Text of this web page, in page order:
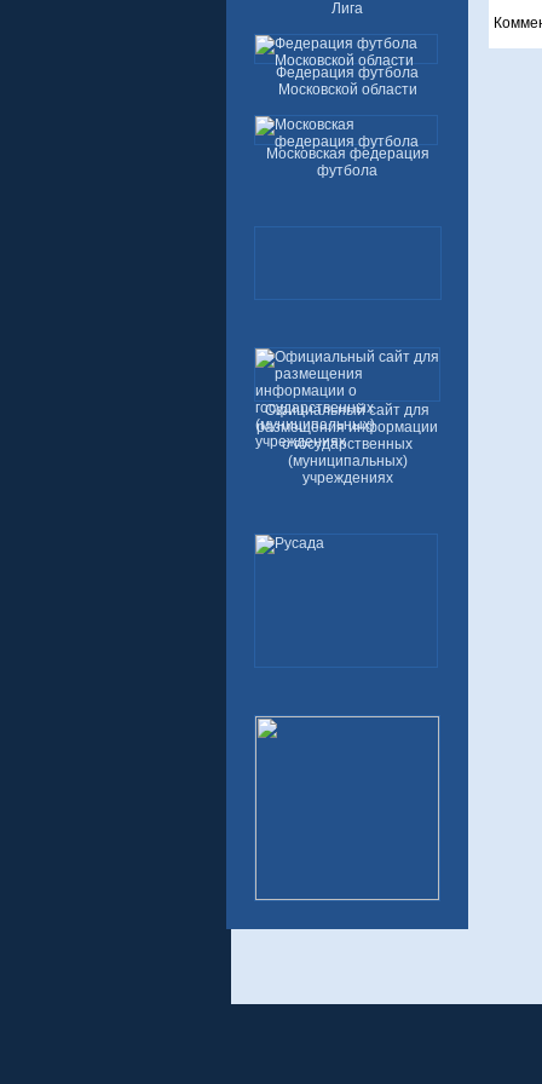
Лига
Федерация футбола
Московской области
Московская федерация
футбола
Официальный сайт для
размещения информации
о государственных
(муниципальных)
учреждениях